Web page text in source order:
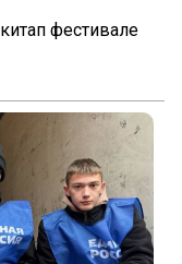
китап фестивале